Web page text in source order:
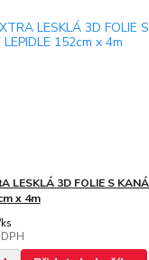
LESKLÁ 3D FOLIE S
x 4m
ks